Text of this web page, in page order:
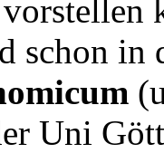
schon
Uni